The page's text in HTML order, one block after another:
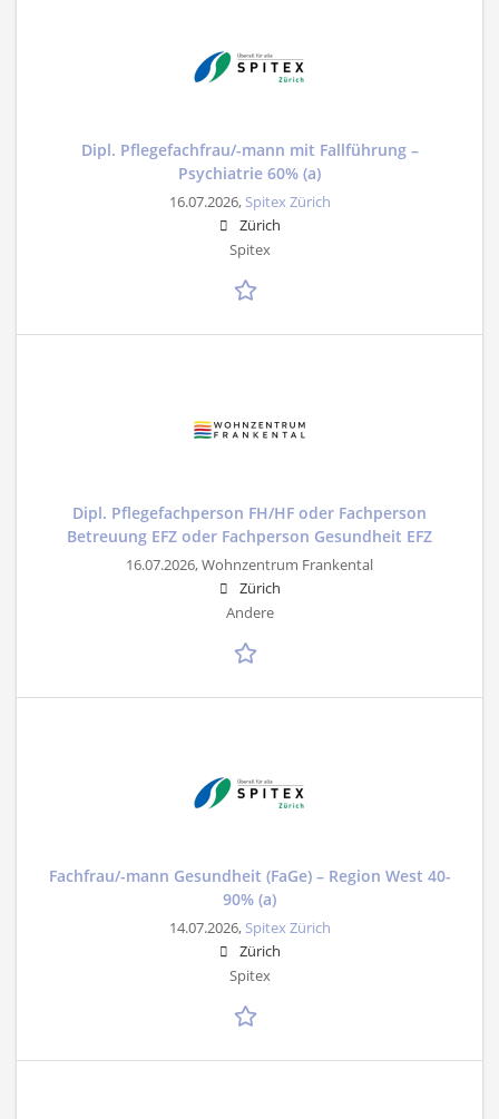
Dipl. Pflegefachfrau/-mann mit Fallführung –
Psychiatrie 60% (a)
16.07.2026, Spitex Zürich
Zürich
Spitex
Dipl. Pflegefachperson FH/HF oder Fachperson
Betreuung EFZ oder Fachperson Gesundheit EFZ
16.07.2026,Wohnzentrum Frankental
Zürich
Andere
Fachfrau/-mann Gesundheit (FaGe) – Region West 40-
90% (a)
14.07.2026, Spitex Zürich
Zürich
Spitex